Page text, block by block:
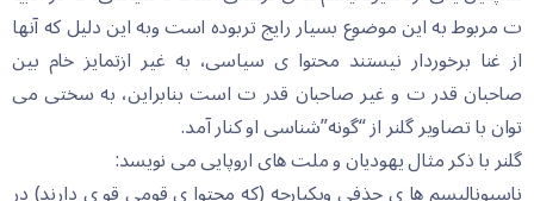
ت مربوط به این موضوع بسیار رایج تربوده است وبه این دلیل که آنها
از غنا برخوردار نیستند محتوا ی سیاسی، به غیر ازتمایز خام بین
صاحبان قدر ت و غیر صاحبان قدر ت است بنابراین، به سختی می
توان با تصاویر گلنر از “گونه”شناسی او کنار آمد.
گلنر با ذکر مثال یهودیان و ملت های اروپایی می نویسد: